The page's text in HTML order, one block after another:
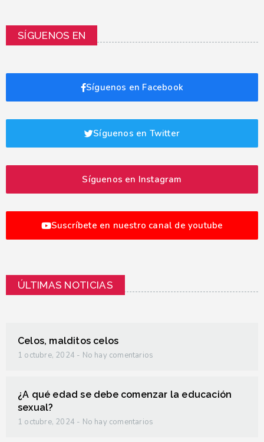
SÍGUENOS EN
Síguenos en Facebook
Síguenos en Twitter
Síguenos en Instagram
Suscríbete en nuestro canal de youtube
ÚLTIMAS NOTICIAS
Celos, malditos celos
1 octubre, 2024 No hay comentarios
¿A qué edad se debe comenzar la educación
sexual?
1 octubre, 2024 No hay comentarios